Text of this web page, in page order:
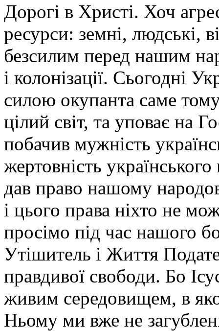
Дорогі в Христі. Хоч
ресурси: земні, людські,
безсилим перед нашим
і колонізації. Сьогодні
силою окупанта саме
цілий світ, та уповає на
побачив мужність
жертовність
дав право нашому
і цього права ніхто не
просімо під час нашого
Утішитель і Життя
правдивої свободи. Бо
живим середовищем, в
Ньому ми вже не